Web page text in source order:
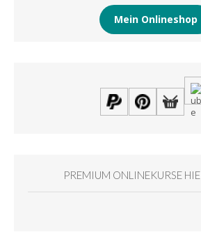
Mein Onlineshop
PREMIUM ONLINEKURSE